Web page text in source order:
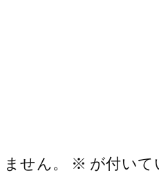
せん。
※ が付いて